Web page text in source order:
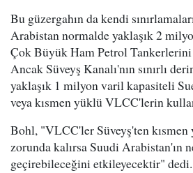
Bu güzergahın da kendi
Arabistan normalde yaklaşık 2
Çok Büyük Ham Petrol
Ancak Süveyş Kanalı'nın sınırlı
yaklaşık 1 milyon varil kapasiteli
veya kısmen yüklü VLCC'lerin
Bohl, "VLCC'ler Süveyş'ten
zorunda kalırsa Suudi Arabistan'ın
geçirebileceğini etkileyecektir" dedi.